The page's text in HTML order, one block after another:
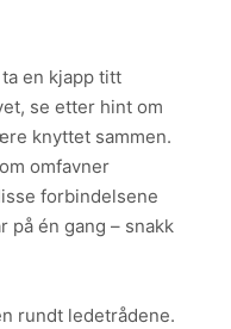
en kjapp titt
se etter hint om
knyttet sammen.
omfavner
forbindelsene
på én gang – snakk
rundt ledetrådene.